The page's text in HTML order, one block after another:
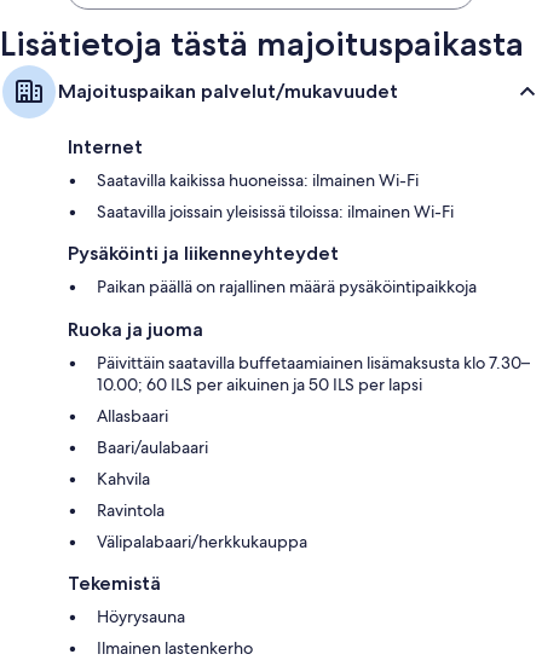
Lisätietoja tästä majoituspaikasta
Majoituspaikan palvelut/mukavuudet
Internet
Saatavilla kaikissa huoneissa: ilmainen Wi-Fi
Saatavilla joissain yleisissä tiloissa: ilmainen Wi-Fi
Pysäköinti ja liikenneyhteydet
Paikan päällä on rajallinen määrä pysäköintipaikkoja
Ruoka ja juoma
Päivittäin saatavilla buffetaamiainen lisämaksusta klo 7.30–
10.00; 60 ILS per aikuinen ja 50 ILS per lapsi
Allasbaari
Baari/aulabaari
Kahvila
Ravintola
Välipalabaari/herkkukauppa
Tekemistä
Höyrysauna
Ilmainen lastenkerho